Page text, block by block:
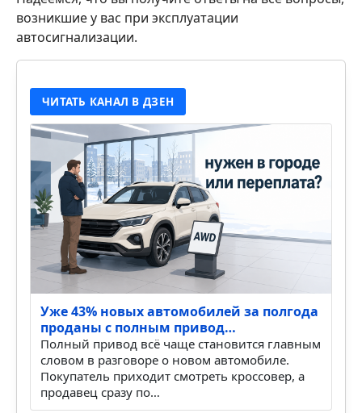
возникшие у вас при эксплуатации
автосигнализации.
ЧИТАТЬ КАНАЛ В ДЗЕН
Уже 43% новых автомобилей за полгода
проданы с полным привод…
Полный привод всё чаще становится главным
словом в разговоре о новом автомобиле.
Покупатель приходит смотреть кроссовер, а
продавец сразу по…